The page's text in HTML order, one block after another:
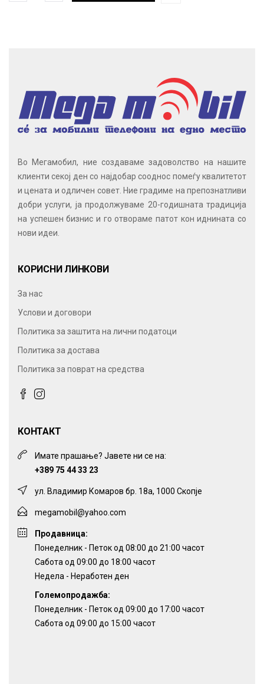
Во Мегамобил, ние создаваме задоволство на нашите
клиенти секој ден со најдобар сооднос помеѓу квалитетот
и цената и одличен совет. Ние градиме на препознатливи
добри услуги, ја продолжуваме 20-годишната традиција
на успешен бизнис и го отвораме патот кон иднината со
нови идеи.
КОРИСНИ ЛИНКОВИ
За нас
Услови и договори
Политика за заштита на лични податоци
Политика за достава
Политика за поврат на средства
КОНТАКТ
Имате прашање? Јавете ни се на:
+389 75 44 33 23
ул. Владимир Комаров бр. 18а, 1000 Скопје
megamobil@yahoo.com
Продавница:
Понеделник - Петок од 08:00 до 21:00 часот
Сабота од 09:00 до 18:00 часот
Недела - Неработен ден
Големопродажба:
Понеделник - Петок од 09:00 до 17:00 часот
Сабота од 09:00 до 15:00 часот